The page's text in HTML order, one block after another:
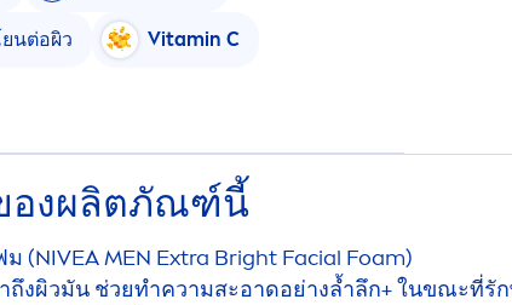
นต่อผิว Vitamin C
ของผลิตภัณฑ์นี้
ม (NIVEAMEN Extra Bright Facial Foam)
งผิวมัน ช่วยทำความสะอาดอย่างล้ำลึก+ ในขณะที่รั